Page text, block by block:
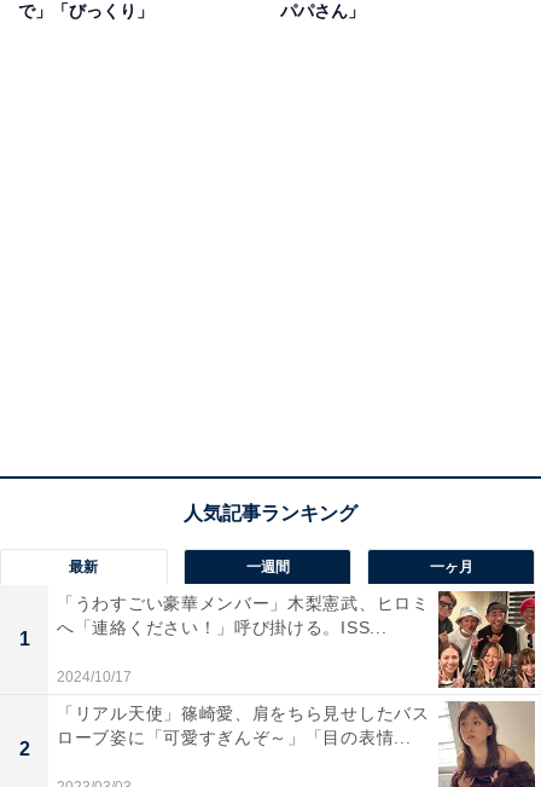
で」「びっくり」
パパさん」
最新 一週間 一ヶ月
1
「うわすごい豪華メンバー」木梨憲武、ヒロミ
へ「連絡ください！」呼び掛ける。ISS...
2024/10/17
2
「リアル天使」篠崎愛、肩をちら見せしたバス
ローブ姿に「可愛すぎんぞ～」「目の表情...